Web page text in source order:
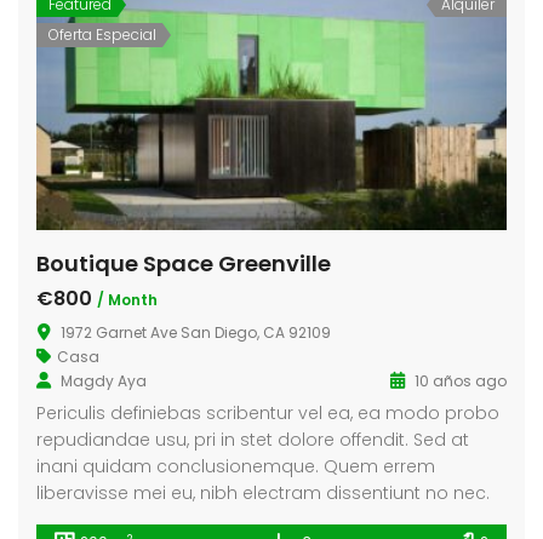
Oferta Especial
Boutique Space Greenville
€800 / Month
1972 Garnet Ave San Diego, CA 92109
Casa
Magdy Aya
10 años ago
Periculis definiebas scribentur vel ea, ea modo probo
repudiandae usu, pri in stet dolore offendit. Sed at
inani quidam conclusionemque. Quem errem
liberavisse mei eu, nibh electram dissentiunt no nec.